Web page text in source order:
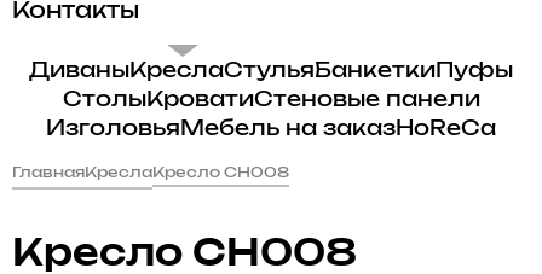
Контакты
ДиваныКреслаСтульяБанкеткиПуфы
СтолыКроватиСтеновые панели
Изголовья Мебель на заказHoReCa
ГлавнаяКреслаКресло CH008
Кресло CH008